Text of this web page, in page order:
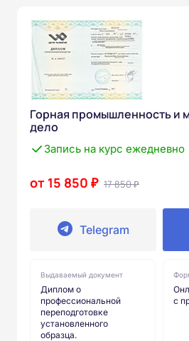
Горная промышленность и
дело
Запись на курс ежедневно
от 15 850 ₽ 17 850 ₽
Telegram
Выдаваемый документ
Диплом о
профессиональной
переподготовке
установленного
образца.
с